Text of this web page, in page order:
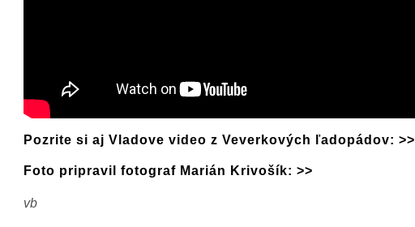
Pozrite si aj Vladove video z Veverkových ľadopádov: >>
Foto pripravil fotograf Marián Krivošík: >>
vb